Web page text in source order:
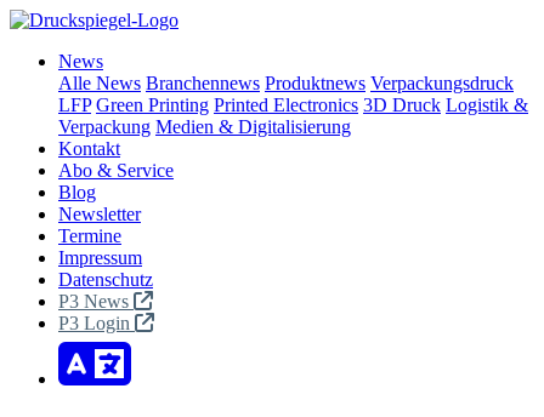
News
Alle News Branchennews Produktnews Verpackungsdruck
LFP Green Printing Printed Electronics 3D Druck Logistik &
Verpackung Medien & Digitalisierung
Kontakt
Abo & Service
Blog
Newsletter
Termine
Impressum
Datenschutz
P3 News
P3 Login